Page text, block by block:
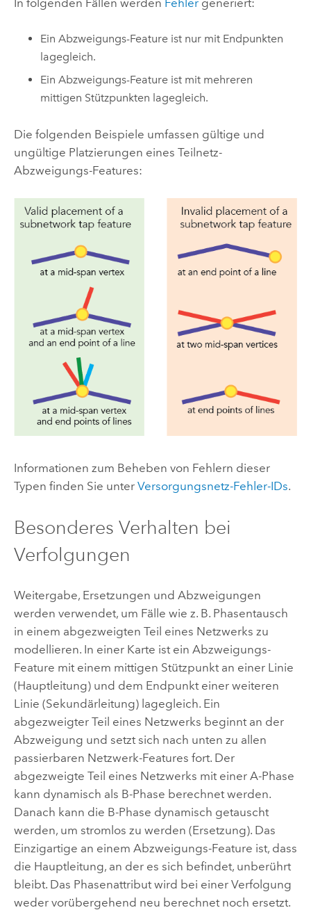
Ein Abzweigungs-Feature ist nur mit Endpunkten
lagegleich.
Ein Abzweigungs-Feature ist mit mehreren
mittigen Stützpunkten lagegleich.
Die folgenden Beispiele umfassen gültige und
ungültige Platzierungen eines Teilnetz-
Abzweigungs-Features:
Informationen zum Beheben von Fehlern dieser
Typen finden Sie unter Versorgungsnetz-Fehler-IDs.
Besonderes Verhalten bei
Verfolgungen
Weitergabe, Ersetzungen und Abzweigungen
werden verwendet, um Fälle wie z. B. Phasentausch
in einem abgezweigten Teil eines Netzwerks zu
modellieren. In einer Karte ist ein Abzweigungs-
Feature mit einem mittigen Stützpunkt an einer Linie
(Hauptleitung) und dem Endpunkt einer weiteren
Linie (Sekundärleitung) lagegleich. Ein
abgezweigter Teil eines Netzwerks beginnt an der
Abzweigung und setzt sich nach unten zu allen
passierbaren Netzwerk-Features fort. Der
abgezweigte Teil eines Netzwerks mit einer A-Phase
kann dynamisch als B-Phase berechnet werden.
Danach kann die B-Phase dynamisch getauscht
werden, um stromlos zu werden (Ersetzung). Das
Einzigartige an einem Abzweigungs-Feature ist, dass
die Hauptleitung, an der es sich befindet, unberührt
bleibt. Das Phasenattribut wird bei einer Verfolgung
weder vorübergehend neu berechnet noch ersetzt.